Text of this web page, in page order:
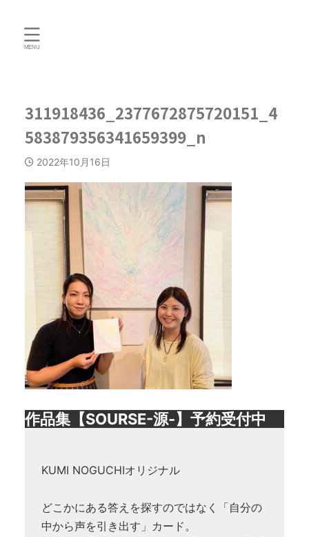
311918436_2377672875720151_4
583879356341659399_n
2022年10月16日
作品集【SOURSE-源-】予約受付中
KUMI NOGUCHIオリジナル
どこかにある答えを探すのではなく「自分の
中から声を引き出す」カード。